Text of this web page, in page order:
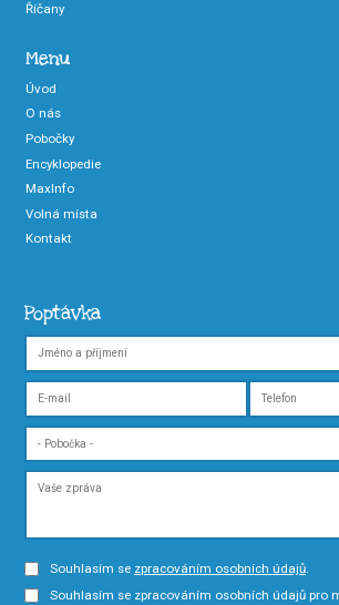
Říčany
Menu
Úvod
O nás
Pobočky
Encyklopedie
MaxInfo
Volná místa
Kontakt
Poptávka
Souhlasím se zpracováním osobních údajů.
Souhlasím se zpracováním osobních údajů pro